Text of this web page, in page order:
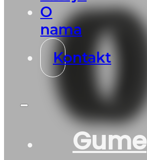
O
nama
Kontakt
Gume